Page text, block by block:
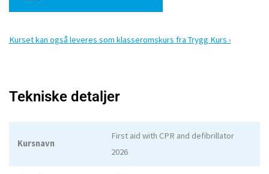
Kurset kan også leveres som klasseromskurs fra Trygg Kurs
Tekniske detaljer
Kursnavn
First aid with CPR and defibrillator
2026